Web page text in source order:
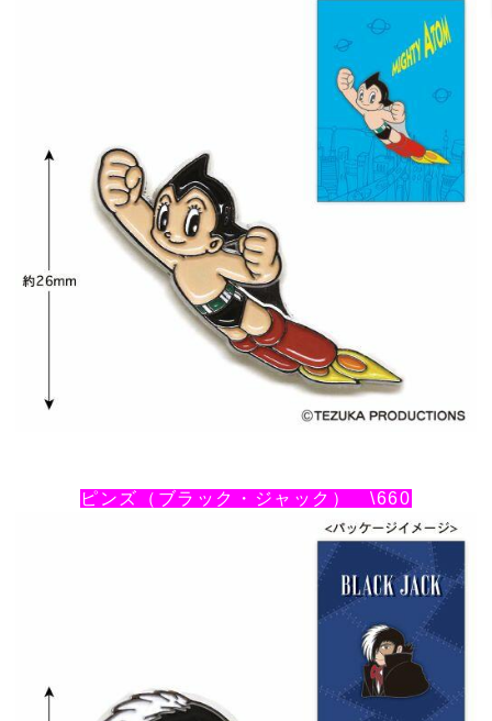
ピンズ（ブラック・ジャック） \660